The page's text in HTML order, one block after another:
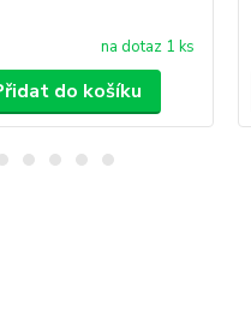
na dotaz 1 ks
do košíku